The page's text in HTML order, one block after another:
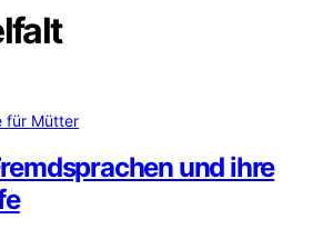
für Mütter
und ihre